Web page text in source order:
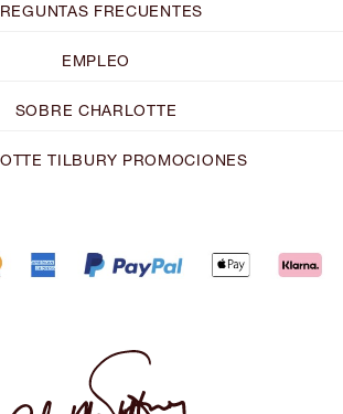
FRECUENTES
EMPLEO
SOBRE CHARLOTTE
TILBURY PROMOCIONES